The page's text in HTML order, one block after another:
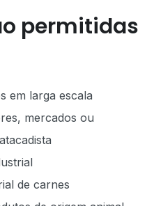
permitidas
em larga escala
mercados ou
de carnes